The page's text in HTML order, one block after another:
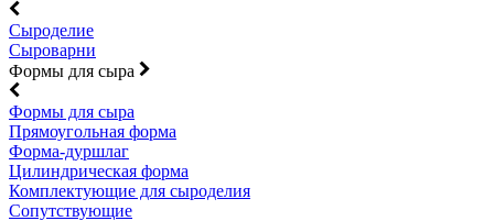
Сыроделие
Сыроварни
Формы для сыра
Формы для сыра
Прямоугольная форма
Форма-дуршлаг
Цилиндрическая форма
Комплектующие для сыроделия
Сопутствующие